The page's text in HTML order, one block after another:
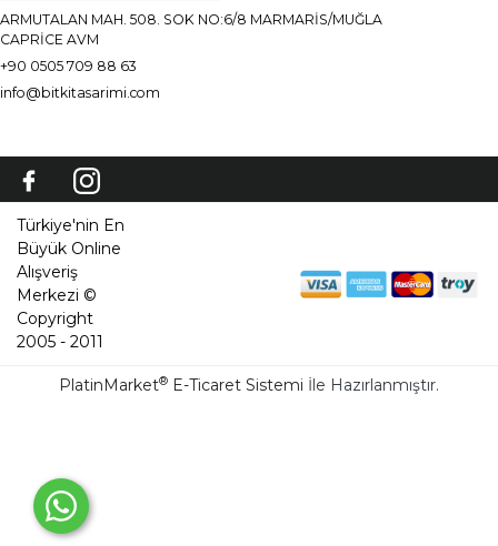
ARMUTALAN MAH. 508. SOK NO:6/8 MARMARİS/MUĞLA
CAPRİCE AVM
+90 0505 709 88 63
info@bitkitasarimi.com
Türkiye'nin En
Büyük Online
Alışveriş
Merkezi ©
Copyright
2005 - 2011
PlatinMarket® E-Ticaret Sistemi İle Hazırlanmıştır.